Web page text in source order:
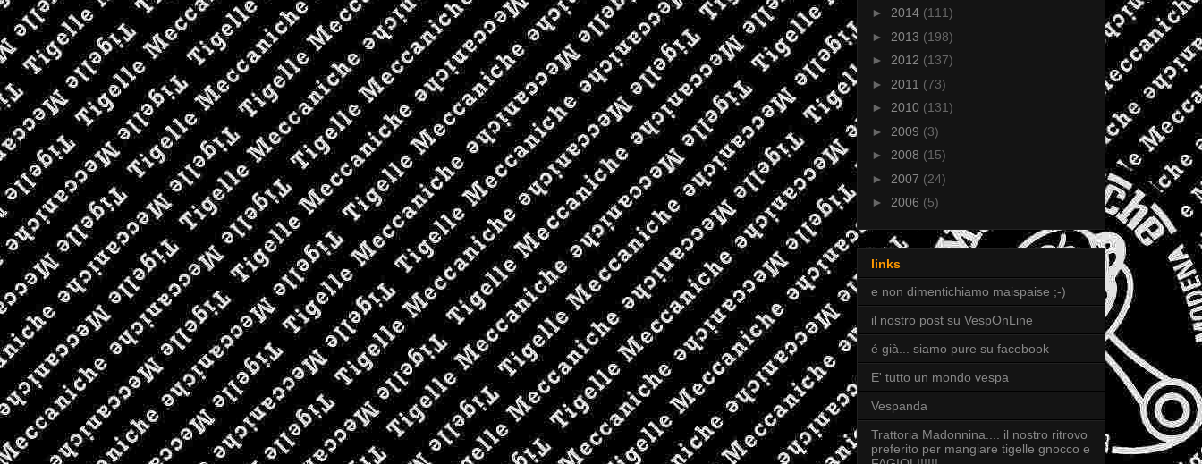
► 2014 (111)
► 2013 (198)
► 2012 (137)
► 2011 (73)
► 2010 (131)
► 2009 (3)
► 2008 (15)
► 2007 (24)
► 2006 (5)
links
e non dimentichiamo maispaise ;-)
il nostro post su VespOnLine
é già... siamo pure su facebook
E' tutto un mondo vespa
Vespanda
Trattoria Madonnina.... il nostro ritrovo
preferito per mangiare tigelle gnocco e